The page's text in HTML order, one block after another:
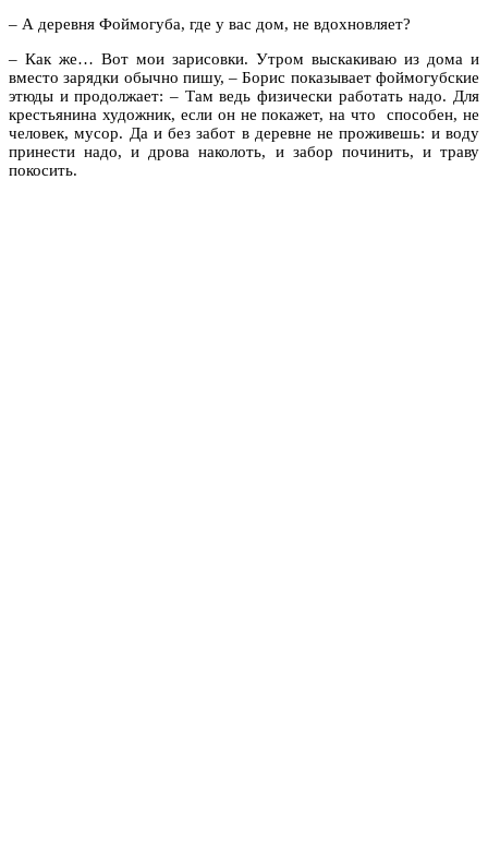
– А деревня Фоймогуба, где у вас дом, не вдохновляет?
– Как же… Вот мои зарисовки. Утром выскакиваю из дома и
вместо зарядки обычно пишу, – Борис показывает фоймогубские
этюды и продолжает: – Там ведь физически работать надо. Для
крестьянина художник, если он не покажет, на что способен, не
человек, мусор. Да и без забот в деревне не проживешь: и воду
принести надо, и дрова наколоть, и забор починить, и траву
покосить.